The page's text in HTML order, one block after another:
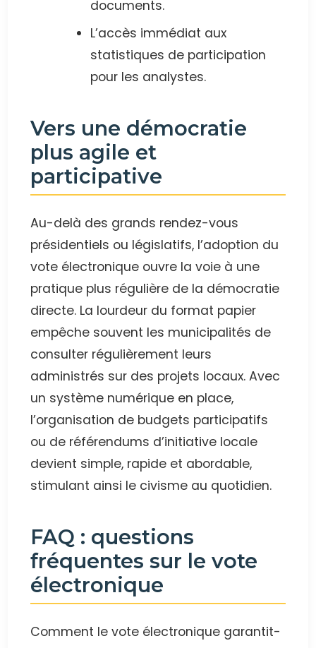
documents.
L’accès immédiat aux
statistiques de participation
pour les analystes.
Vers une démocratie
plus agile et
participative
Au-delà des grands rendez-vous
présidentiels ou législatifs, l’adoption du
vote électronique ouvre la voie à une
pratique plus régulière de la démocratie
directe. La lourdeur du format papier
empêche souvent les municipalités de
consulter régulièrement leurs
administrés sur des projets locaux. Avec
un système numérique en place,
l’organisation de budgets participatifs
ou de référendums d’initiative locale
devient simple, rapide et abordable,
stimulant ainsi le civisme au quotidien.
FAQ : questions
fréquentes sur le vote
électronique
Comment le vote électronique garantit-